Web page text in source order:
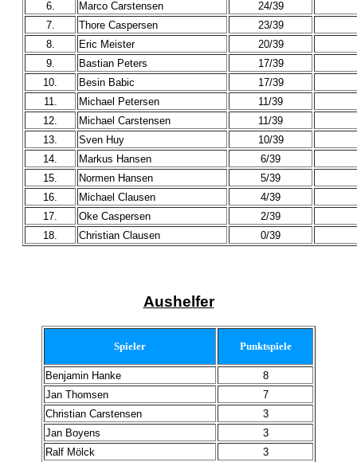
6.
Marco Carstensen
24/39
7.
Thore Caspersen
23/39
8.
Eric Meister
20/39
9.
Bastian Peters
17/39
10.
Besin Babic
17/39
11.
Michael Petersen
11/39
12.
Michael Carstensen
11/39
13.
Sven Huy
10/39
14.
Markus Hansen
6/39
15.
Normen Hansen
5/39
16.
Michael Clausen
4/39
17.
Oke Caspersen
2/39
18.
Christian Clausen 0/39
Aushelfer
Spieler Punktspiele
Benjamin Hanke
8
Jan Thomsen
7
Christian Carstensen
3
Jan Boyens
3
Ralf Mölck
3